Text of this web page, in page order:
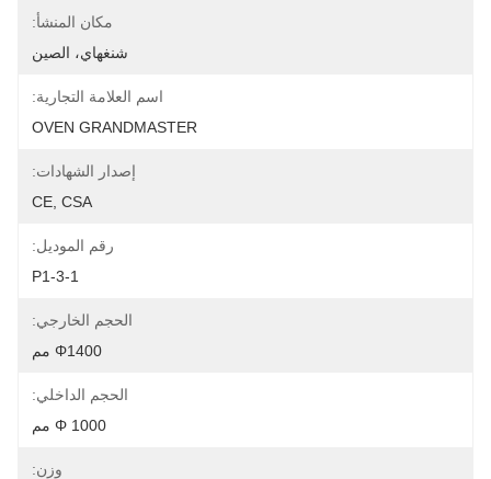
مكان المنشأ:
شنغهاي، الصين
اسم العلامة التجارية:
OVEN GRANDMASTER
إصدار الشهادات:
CE, CSA
رقم الموديل:
P1-3-1
الحجم الخارجي:
Φ1400 مم
الحجم الداخلي:
Φ 1000 مم
وزن: